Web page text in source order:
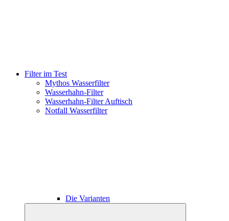
Filter im Test
Mythos Wasserfilter
Wasserhahn-Filter
Wasserhahn-Filter Auftisch
Notfall Wasserfilter
Die Varianten